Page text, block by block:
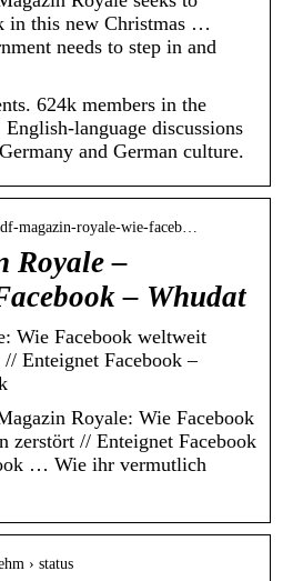
in this new Christmas …
needs to step in and
624k members in the
language discussions
and German culture.
magazin-royale-wie-faceb…
Royale –
– Whudat
Wie Facebook weltweit
Enteignet Facebook –
Royale: Wie Facebook
zerstört // Enteignet Facebook
… Wie ihr vermutlich
› status